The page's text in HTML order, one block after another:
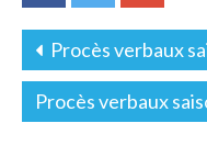
Procès verbaux
Procès verbaux